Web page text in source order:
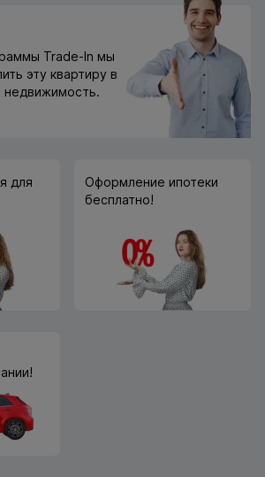
Trade-In мы
эту квартиру в
для
Оформление ипотеки
бесплатно!